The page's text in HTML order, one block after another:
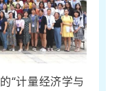
“计量经济学与